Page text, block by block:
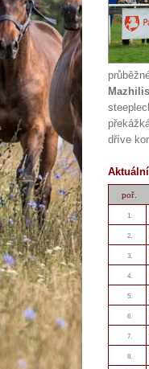
dříve
poř.
1.
2.
3.
4.
5.
6.
7.
8.